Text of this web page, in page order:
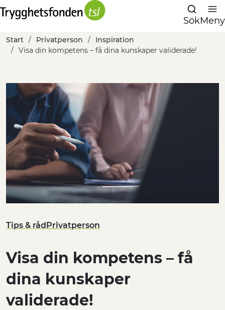
SökMeny
Start Privatperson
Inspiration
Visa din kompetens – få dina kunskaper validerade!
Tips & rådPrivatperson
Visa din kompetens – få
dina kunskaper
validerade!